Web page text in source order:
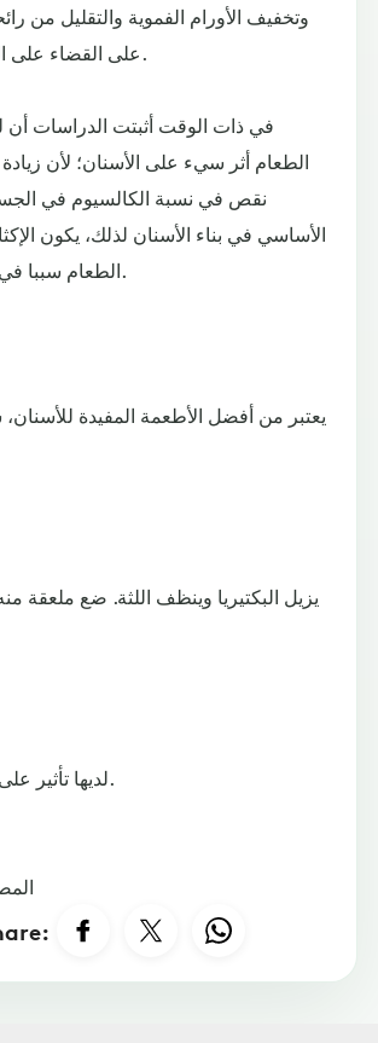
وتخفيف الأورام الفموية والتقليل من
على القضاء على البكتيريا الفموية.
في ذات الوقت أثبتت الدراسات أن
الطعام أثر سيء على الأسنان؛ لأن
نقص في نسبة الكالسيوم في
الأساسي في بناء الأسنان لذلك، يكون
الطعام سببا في ضعف الأسنان.
يعتبر من أفضل الأطعمة المفيدة للأسنان،
يزيل البكتيريا وينظف اللثة. ضع ملعقة
لديها تأثير على تبييض الأسنان.